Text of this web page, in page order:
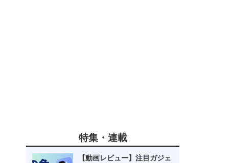
特集・連載
【動画レビュー】注目ガジェ